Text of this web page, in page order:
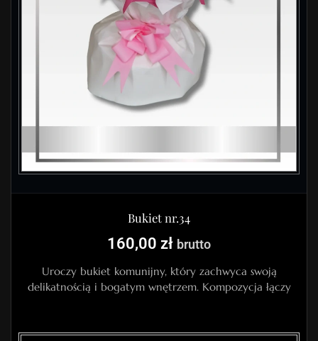
Bukiet nr.34
160,00 zł brutto
Uroczy bukiet komunijny, który zachwyca swoją
delikatnością i bogatym wnętrzem. Kompozycja łączy